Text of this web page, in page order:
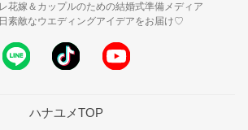
花嫁＆カップルのための結婚式準備メディア
素敵なウエディングアイデアをお届け♡
ハナユメTOP